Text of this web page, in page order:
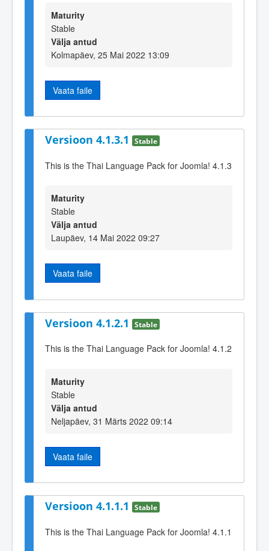
Maturity
Stable
Välja antud
Kolmapäev, 25 Mai 2022 13:09
Vaata faile
Versioon 4.1.3.1 Stable
This is the Thai Language Pack for Joomla! 4.1.3
Maturity
Stable
Välja antud
Laupäev, 14 Mai 2022 09:27
Vaata faile
Versioon 4.1.2.1 Stable
This is the Thai Language Pack for Joomla! 4.1.2
Maturity
Stable
Välja antud
Neljapäev, 31 Märts 2022 09:14
Vaata faile
Versioon 4.1.1.1 Stable
This is the Thai Language Pack for Joomla! 4.1.1